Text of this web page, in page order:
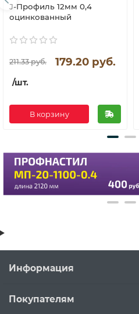
J-Профиль 12мм 0,4
оцинкованный
211.33 руб. 179.20 руб.
/шт.
В корзину
Информация
Покупателям